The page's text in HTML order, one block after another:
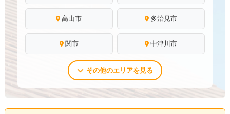
高山市 多治見市
関市 中津川市
その他のエリアを見る